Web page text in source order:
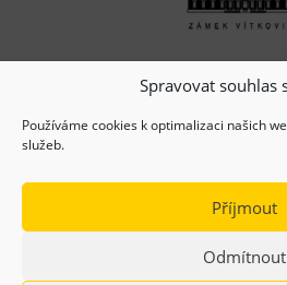
Spravovat souhlas
Používáme cookies k optimalizaci našich
služeb.
Příjmout
Odmítnout
(c) Copyright 2026, Dolní